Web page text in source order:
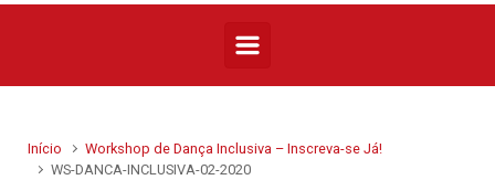
Início
Workshop de Dança Inclusiva – Inscreva-se Já!
WS-DANCA-INCLUSIVA-02-2020